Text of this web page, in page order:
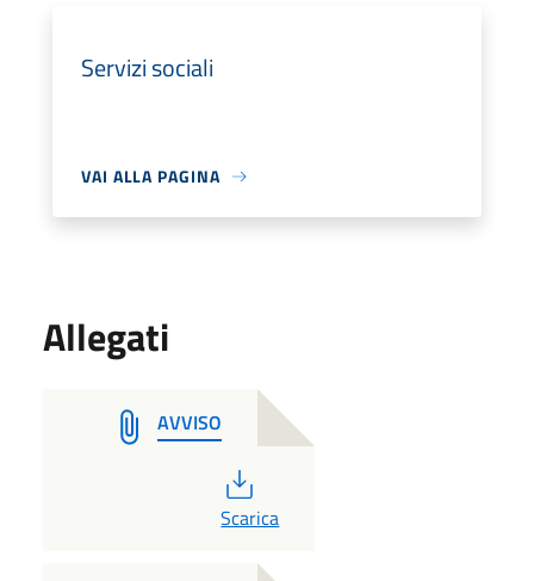
Servizi sociali
VAI ALLA PAGINA
Allegati
AVVISO
PDF
Scarica